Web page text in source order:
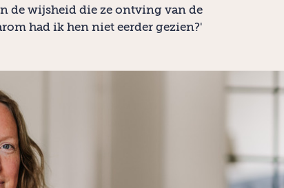
de wijsheid die ze ontving van de
had ik hen niet eerder gezien?'